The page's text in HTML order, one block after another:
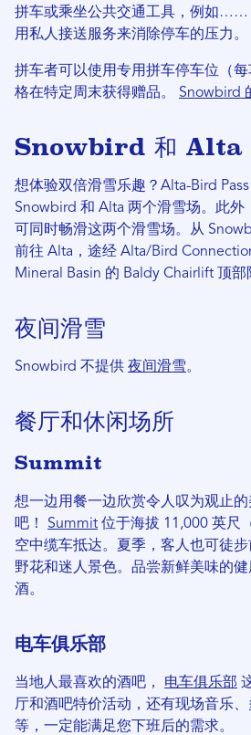
拼车或乘坐公共交通工具，例如……
用私人接送服务来消除停车的压力。
拼车者可以使用专用拼车停车位（
格在特定周末获得赠品。 Snowbird
Snowbird 和 Alta
想体验双倍滑雪乐趣？Alta-Bird
Snowbird 和 Alta 两个滑雪场。此外
可同时畅滑这两个滑雪场。从
前往 Alta，途经 Alta/Bird
Mineral Basin 的 Baldy Chairlift 顶部
夜间滑雪
Snowbird 不提供 夜间滑雪。
餐厅和休闲场所
Summit
想一边用餐一边欣赏令人叹为观止
吧！ Summit 位于海拔 11,000 英尺
空中缆车抵达。夏季，客人也可徒
野花和迷人景色。品尝新鲜美味的
酒。
电车俱乐部
当地人最喜欢的酒吧， 电车俱乐部
厅和酒吧特价活动，还有现场音乐
等，一定能满足您下班后的需求。